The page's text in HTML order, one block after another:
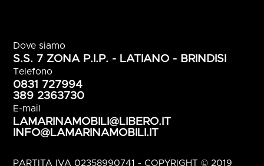
Dove siamo
S.S. 7 ZONA P.I.P. - LATIANO - BRINDISI
Telefono
0831 727994
389 2363730
E-mail
LAMARINAMOBILI@LIBERO.IT
INFO@LAMARINAMOBILI.IT
PARTITA IVA 02358990741 - COPYRIGHT © 2019